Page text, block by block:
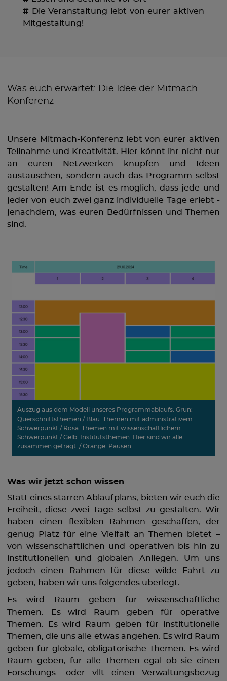
# Die Veranstaltung lebt von eurer aktiven
Mitgestaltung!
Was euch erwartet: Die Idee der Mitmach-
Konferenz
Unsere Mitmach-Konferenz lebt von eurer aktiven
Teilnahme und Kreativität. Hier könnt ihr nicht nur
an euren Netzwerken knüpfen und Ideen
austauschen, sondern auch das Programm selbst
gestalten! Am Ende ist es möglich, dass jede und
jeder von euch zwei ganz individuelle Tage erlebt -
jenachdem, was euren Bedürfnissen und Themen
sind.
Auszug aus dem Modell unseres Programmablaufs. Grün:
Querschnittsthemen / Blau: Themen mit administrativem
Schwerpunkt / Rosa: Themen mit wissenschaftlichem
Schwerpunkt / Gelb: Institutsthemen. Hier sind wir alle
zusammen gefragt. / Orange: Pausen
Was wir jetzt schon wissen
Statt eines starren Ablaufplans, bieten wir euch die
Freiheit, diese zwei Tage selbst zu gestalten. Wir
haben einen flexiblen Rahmen geschaffen, der
genug Platz für eine Vielfalt an Themen bietet –
von wissenschaftlichen und operativen bis hin zu
institutionellen und globalen Anliegen. Um uns
jedoch einen Rahmen für diese wilde Fahrt zu
geben, haben wir uns folgendes überlegt.
Es wird Raum geben für wissenschaftliche
Themen. Es wird Raum geben für operative
Themen. Es wird Raum geben für institutionelle
Themen, die uns alle etwas angehen. Es wird Raum
geben für globale, obligatorische Themen. Es wird
Raum geben, für alle Themen egal ob sie einen
Forschungs- oder vllt einen Verwaltungsbezug